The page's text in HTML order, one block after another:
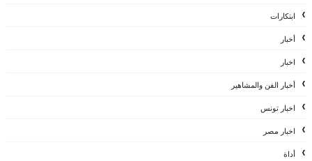
ابتكارات
أخبار
اخبار
أخبار الفن والمشاهير
اخبار تونس
اخبار مصر
أداة